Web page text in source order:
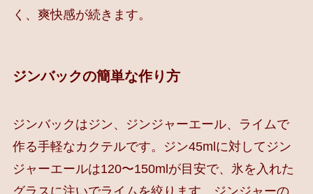
く、爽快感が続きます。
ジンバックの簡単な作り方
ジンバックはジン、ジンジャーエール、ライムで
作る手軽なカクテルです。ジン45mlに対してジン
ジャーエールは120〜150mlが目安で、氷を入れた